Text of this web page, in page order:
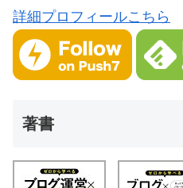
詳細プロフィールこちら
著書